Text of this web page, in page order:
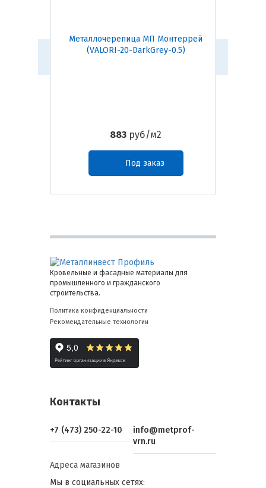
Металлочерепица МП Монтеррей
(VALORI-20-DarkGrey-0.5)
883 руб/м2
Под заказ
Кровельные и фасадные материалы для
промышленного и гражданского
строительства.
Политика конфиденциальности
Рекомендательные технологии
Контакты
+7 (473) 250-22-10
info@metprof-
vrn.ru
Адреса магазинов
Мы в социальных сетях: